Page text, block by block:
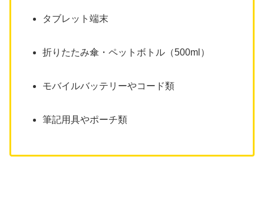
タブレット端末
折りたたみ傘・ペットボトル（500ml）
モバイルバッテリーやコード類
筆記用具やポーチ類